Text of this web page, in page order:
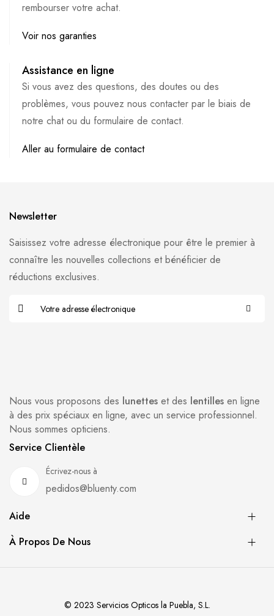
rembourser votre achat.
Voir nos garanties
Assistance en ligne
Si vous avez des questions, des doutes ou des
problèmes, vous pouvez nous contacter par le biais de
notre chat ou du formulaire de contact.
Aller au formulaire de contact
Nous vous proposons des lunettes et des lentilles en ligne
à des prix spéciaux en ligne, avec un service professionnel.
Nous sommes opticiens.
Service Clientèle
Écrivez-nous à
pedidos@bluenty.com
Aide
À Propos De Nous
Newsletter
Saisissez votre adresse électronique pour être le premier à
connaître les nouvelles collections et bénéficier de
réductions exclusives.
© 2023 Servicios Opticos la Puebla, S.L.